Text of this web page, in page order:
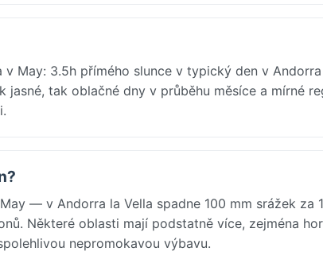
May: 3.5h přímého slunce v typický den v
jasné, tak oblačné dny v průběhu měsíce a mírné
— v Andorra la Vella spadne 100 mm srážek za
Některé oblasti mají podstatně více, zejména
nepromokavou výbavu.